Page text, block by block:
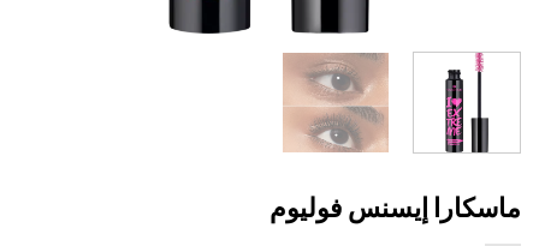
إيسنس فوليوم